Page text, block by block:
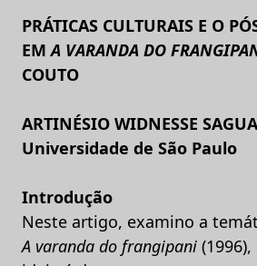
PRÁTICAS CULTURAIS E O
EMA VARANDA DO
COUTO
ARTINÉSIO WIDNESSE
Universidade de São Paulo
Introdução
Neste artigo, examino a
A varanda do frangipani